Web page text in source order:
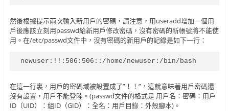
然後根據提示兩次輸入新用戶的密碼，請注意，用useradd增加一個用
戶後應該立刻用passwd給新用戶修改密碼，沒有密碼的新帳號將不能使
用。在/etc/passwd文件中，沒有密碼的新用戶的記錄是如下一行：
newuser:!!:506:506::/home/newuser:/bin/bash
在這一行裏，用戶的密碼域被設置成了”！！”，這就意味著用戶密碼還
沒有設置，用戶不能登陸。(passwd文件的格式是 用戶名：密碼：用戶
ID（UID）：組ID（GID）：全名：用戶目錄：外殼腳本)。